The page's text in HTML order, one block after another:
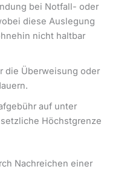
bei Notfall- oder
diese Auslegung
nicht haltbar
die Überweisung oder
auf unter
Höchstgrenze
Nachreichen einer